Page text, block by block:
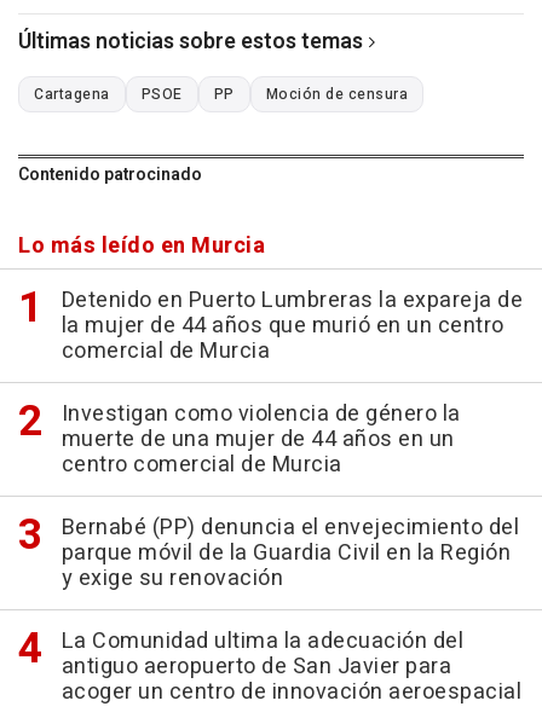
Últimas noticias sobre estos temas
Cartagena PSOE PP Moción de censura
Contenido patrocinado
Lo más leído en Murcia
Detenido en Puerto Lumbreras la expareja de
la mujer de 44 años que murió en un centro
comercial de Murcia
Investigan como violencia de género la
muerte de una mujer de 44 años en un
centro comercial de Murcia
Bernabé (PP) denuncia el envejecimiento del
parque móvil de la Guardia Civil en la Región
y exige su renovación
La Comunidad ultima la adecuación del
antiguo aeropuerto de San Javier para
acoger un centro de innovación aeroespacial